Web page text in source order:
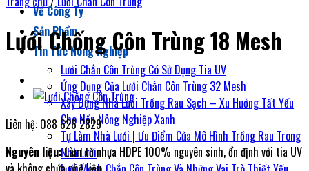
Về Công Ty
Sản Phẩm
Tin Tức Nông Nghiệp
Lưới Chắn Côn Trùng Có Sử Dụng Tia UV
Ứng Dụng Của Lưới Chắn Côn Trùng 32 Mesh
Xây Dựng Nhà Lưới Trồng Rau Sạch – Xu Hướng Tất Yếu
Cho Nền Nông Nghiệp Xanh
Tự Làm Nhà Lưới | Ưu Điểm Của Mô Hình Trồng Rau Trong
Nhà Lưới
Lưới Chống Côn Trùng 18 Mesh
Liên hệ: 088 626 2829
Nguyên liệu:Làm từ nhựa HDPE 100% nguyên sinh, ổn định với tia UV